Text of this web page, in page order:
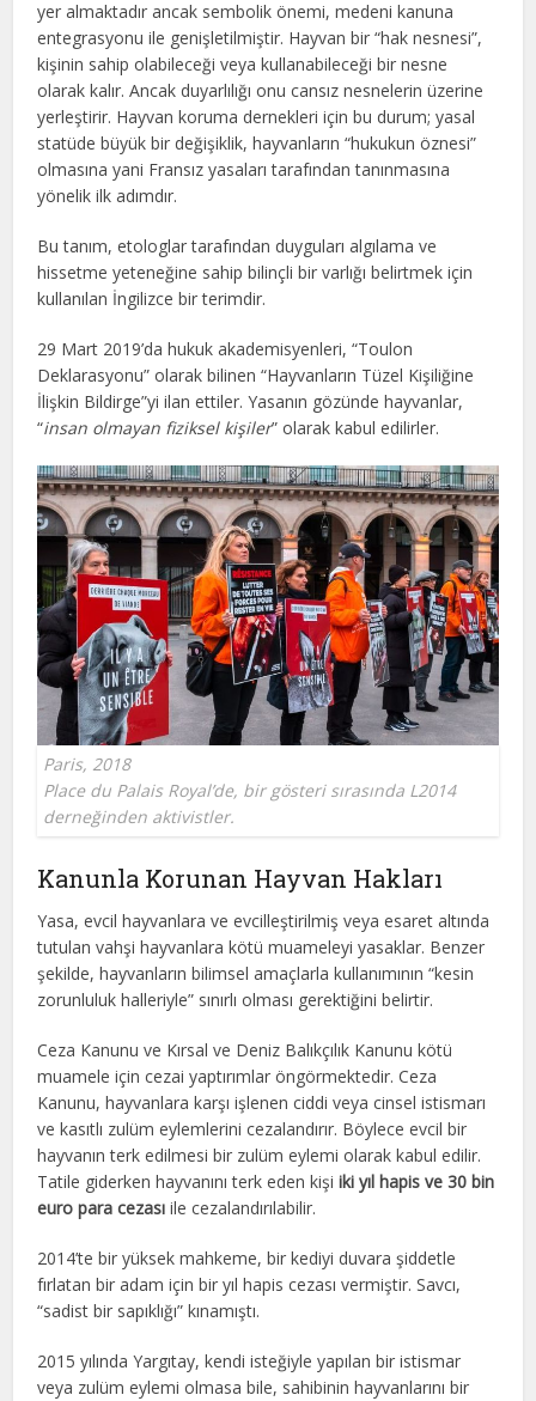
yer almaktadır ancak sembolik önemi, medeni kanuna
entegrasyonu ile genişletilmiştir. Hayvan bir “hak nesnesi”,
kişinin sahip olabileceği veya kullanabileceği bir nesne
olarak kalır. Ancak duyarlılığı onu cansız nesnelerin üzerine
yerleştirir. Hayvan koruma dernekleri için bu durum; yasal
statüde büyük bir değişiklik, hayvanların “hukukun öznesi”
olmasına yani Fransız yasaları tarafından tanınmasına
yönelik ilk adımdır.
Bu tanım, etologlar tarafından duyguları algılama ve
hissetme yeteneğine sahip bilinçli bir varlığı belirtmek için
kullanılan İngilizce bir terimdir.
29 Mart 2019’da hukuk akademisyenleri, “Toulon
Deklarasyonu” olarak bilinen “Hayvanların Tüzel Kişiliğine
İlişkin Bildirge”yi ilan ettiler. Yasanın gözünde hayvanlar,
“insan olmayan fiziksel kişiler” olarak kabul edilirler.
Paris, 2018
Place du Palais Royal’de, bir gösteri sırasında L2014
derneğinden aktivistler.
Kanunla Korunan Hayvan Hakları
Yasa, evcil hayvanlara ve evcilleştirilmiş veya esaret altında
tutulan vahşi hayvanlara kötü muameleyi yasaklar. Benzer
şekilde, hayvanların bilimsel amaçlarla kullanımının “kesin
zorunluluk halleriyle” sınırlı olması gerektiğini belirtir.
Ceza Kanunu ve Kırsal ve Deniz Balıkçılık Kanunu kötü
muamele için cezai yaptırımlar öngörmektedir. Ceza
Kanunu, hayvanlara karşı işlenen ciddi veya cinsel istismarı
ve kasıtlı zulüm eylemlerini cezalandırır. Böylece evcil bir
hayvanın terk edilmesi bir zulüm eylemi olarak kabul edilir.
Tatile giderken hayvanını terk eden kişiiki yıl hapis ve 30 bin
euro para cezası ile cezalandırılabilir.
2014’te bir yüksek mahkeme, bir kediyi duvara şiddetle
fırlatan bir adam için bir yıl hapis cezası vermiştir. Savcı,
“sadist bir sapıklığı” kınamıştı.
2015 yılında Yargıtay, kendi isteğiyle yapılan bir istismar
veya zulüm eylemi olmasa bile, sahibinin hayvanlarını bir